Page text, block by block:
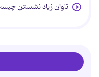
تاوان زیاد نشستن